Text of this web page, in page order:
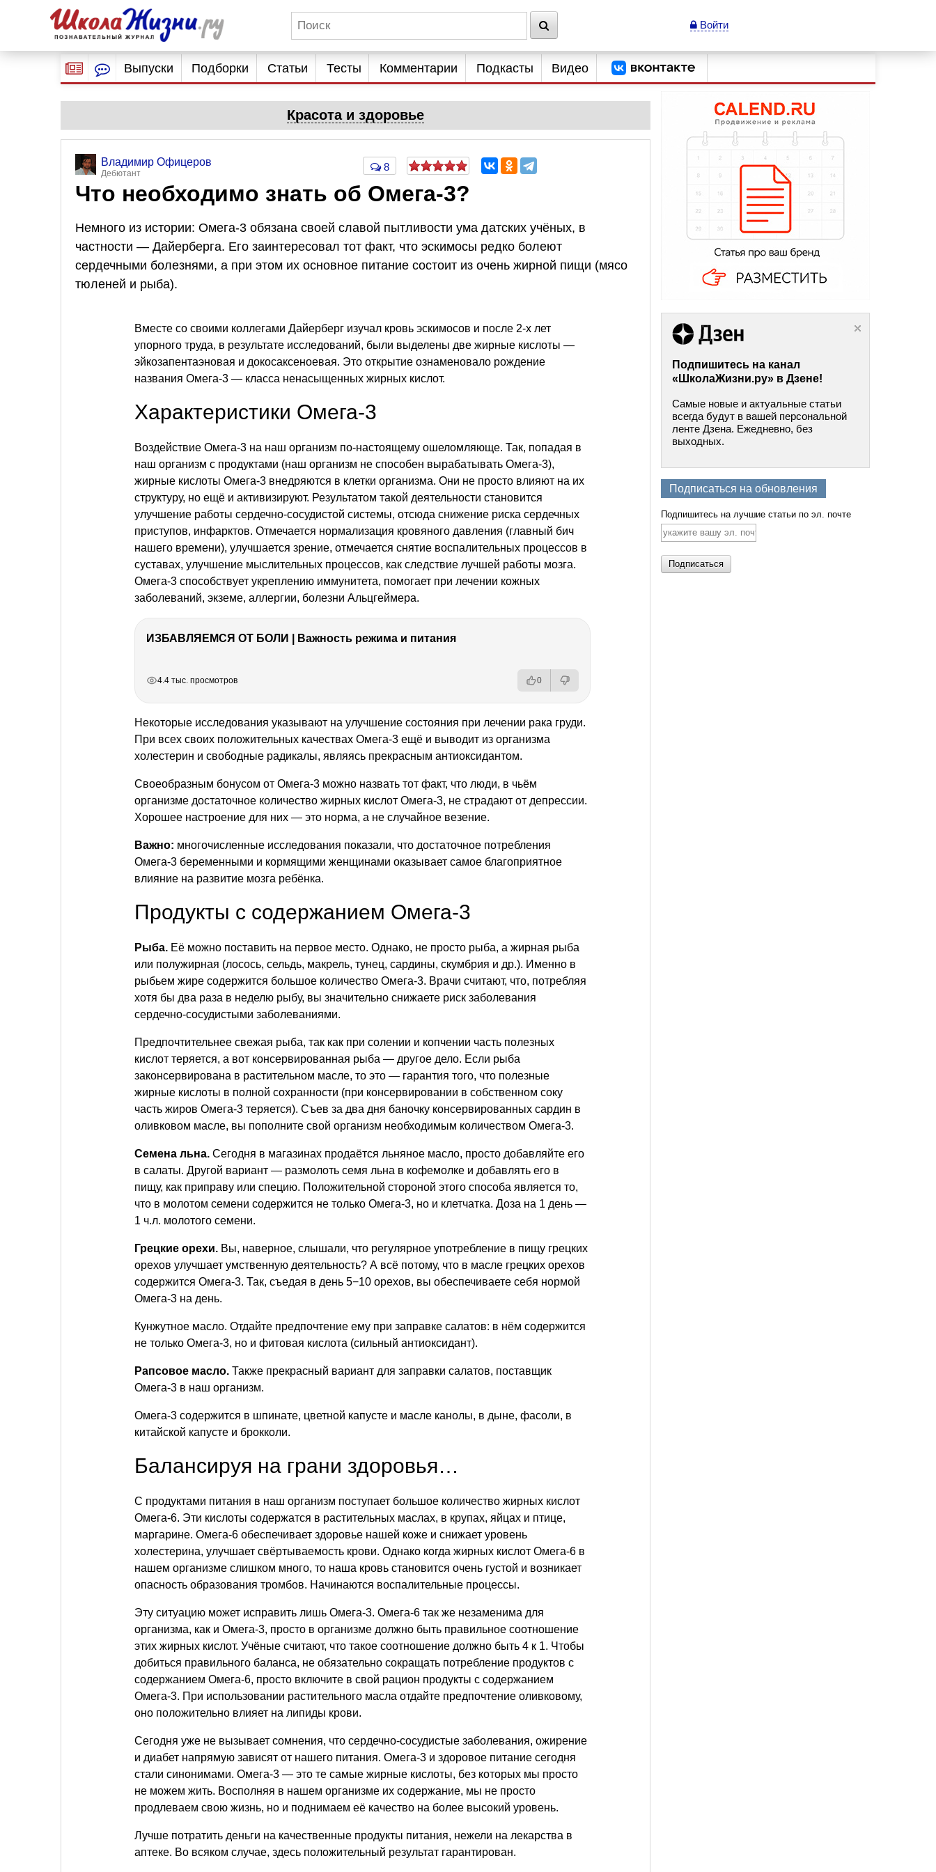
Войти
Выпуски Подборки Статьи Тесты Комментарии Подкасты Видео
Красота и здоровье
Владимир Офицеров
Дебютант
8
Что необходимо знать об Омега-3?
Немного из истории: Омега-3 обязана своей славой пытливости ума датских учёных, в
частности — Дайерберга. Его заинтересовал тот факт, что эскимосы редко болеют
сердечными болезнями, а при этом их основное питание состоит из очень жирной пищи (мясо
тюленей и рыба).
Вместе со своими коллегами Дайерберг изучал кровь эскимосов и после 2-х лет
упорного труда, в результате исследований, были выделены две жирные кислоты —
эйкозапентаэновая и докосаксеноевая. Это открытие ознаменовало рождение
названия Омега-3 — класса ненасыщенных жирных кислот.
Характеристики Омега-3
Воздействие Омега-3 на наш организм по-настоящему ошеломляюще. Так, попадая в
наш организм с продуктами (наш организм не способен вырабатывать Омега-3),
жирные кислоты Омега-3 внедряются в клетки организма. Они не просто влияют на их
структуру, но ещё и активизируют. Результатом такой деятельности становится
улучшение работы сердечно-сосудистой системы, отсюда снижение риска сердечных
приступов, инфарктов. Отмечается нормализация кровяного давления (главный бич
нашего времени), улучшается зрение, отмечается снятие воспалительных процессов в
суставах, улучшение мыслительных процессов, как следствие лучшей работы мозга.
Омега-3 способствует укреплению иммунитета, помогает при лечении кожных
заболеваний, экземе, аллергии, болезни Альцгеймера.
ИЗБАВЛЯЕМСЯ ОТ БОЛИ | Важность режима и питания
4.4 тыс. просмотров 0
Некоторые исследования указывают на улучшение состояния при лечении рака груди.
При всех своих положительных качествах Омега-3 ещё и выводит из организма
холестерин и свободные радикалы, являясь прекрасным антиоксидантом.
Своеобразным бонусом от Омега-3 можно назвать тот факт, что люди, в чьём
организме достаточное количество жирных кислот Омега-3, не страдают от депрессии.
Хорошее настроение для них — это норма, а не случайное везение.
Важно: многочисленные исследования показали, что достаточное потребления
Омега-3 беременными и кормящими женщинами оказывает самое благоприятное
влияние на развитие мозга ребёнка.
Продукты с содержанием Омега-3
Рыба. Её можно поставить на первое место. Однако, не просто рыба, а жирная рыба
или полужирная (лосось, сельдь, макрель, тунец, сардины, скумбрия и др.). Именно в
рыбьем жире содержится большое количество Омега-3. Врачи считают, что, потребляя
хотя бы два раза в неделю рыбу, вы значительно снижаете риск заболевания
сердечно-сосудистыми заболеваниями.
Предпочтительнее свежая рыба, так как при солении и копчении часть полезных
кислот теряется, а вот консервированная рыба — другое дело. Если рыба
законсервирована в растительном масле, то это — гарантия того, что полезные
жирные кислоты в полной сохранности (при консервировании в собственном соку
часть жиров Омега-3 теряется). Съев за два дня баночку консервированных сардин в
оливковом масле, вы пополните свой организм необходимым количеством Омега-3.
Семена льна. Сегодня в магазинах продаётся льняное масло, просто добавляйте его
в салаты. Другой вариант — размолоть семя льна в кофемолке и добавлять его в
пищу, как приправу или специю. Положительной стороной этого способа является то,
что в молотом семени содержится не только Омега-3, но и клетчатка. Доза на 1 день —
1 ч.л. молотого семени.
Грецкие орехи. Вы, наверное, слышали, что регулярное употребление в пищу грецких
орехов улучшает умственную деятельность? А всё потому, что в масле грецких орехов
содержится Омега-3. Так, съедая в день 5−10 орехов, вы обеспечиваете себя нормой
Омега-3 на день.
Кунжутное масло. Отдайте предпочтение ему при заправке салатов: в нём содержится
не только Омега-3, но и фитовая кислота (сильный антиоксидант).
Рапсовое масло. Также прекрасный вариант для заправки салатов, поставщик
Омега-3 в наш организм.
Омега-3 содержится в шпинате, цветной капусте и масле канолы, в дыне, фасоли, в
китайской капусте и брокколи.
Балансируя на грани здоровья…
С продуктами питания в наш организм поступает большое количество жирных кислот
Омега-6. Эти кислоты содержатся в растительных маслах, в крупах, яйцах и птице,
маргарине. Омега-6 обеспечивает здоровье нашей коже и снижает уровень
холестерина, улучшает свёртываемость крови. Однако когда жирных кислот Омега-6 в
нашем организме слишком много, то наша кровь становится очень густой и возникает
опасность образования тромбов. Начинаются воспалительные процессы.
Эту ситуацию может исправить лишь Омега-3. Омега-6 так же незаменима для
организма, как и Омега-3, просто в организме должно быть правильное соотношение
этих жирных кислот. Учёные считают, что такое соотношение должно быть 4 к 1. Чтобы
добиться правильного баланса, не обязательно сокращать потребление продуктов с
содержанием Омега-6, просто включите в свой рацион продукты с содержанием
Омега-3. При использовании растительного масла отдайте предпочтение оливковому,
оно положительно влияет на липиды крови.
Сегодня уже не вызывает сомнения, что сердечно-сосудистые заболевания, ожирение
и диабет напрямую зависят от нашего питания. Омега-3 и здоровое питание сегодня
стали синонимами. Омега-3 — это те самые жирные кислоты, без которых мы просто
не можем жить. Восполняя в нашем организме их содержание, мы не просто
продлеваем свою жизнь, но и поднимаем её качество на более высокий уровень.
Лучше потратить деньги на качественные продукты питания, нежели на лекарства в
аптеке. Во всяком случае, здесь положительный результат гарантирован.
Подпишитесь на канал
«ШколаЖизни.ру» в Дзене!
Самые новые и актуальные статьи
всегда будут в вашей персональной
ленте Дзена. Ежедневно, без
выходных.
Подписаться на обновления
Подпишитесь на лучшие статьи по эл. почте